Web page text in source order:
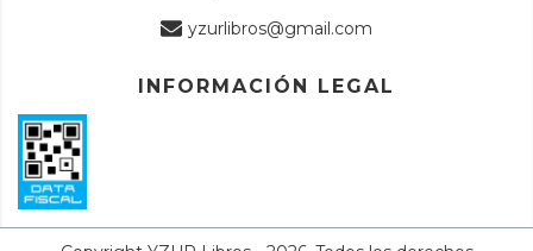
yzurlibros@gmail.com
INFORMACIÓN LEGAL